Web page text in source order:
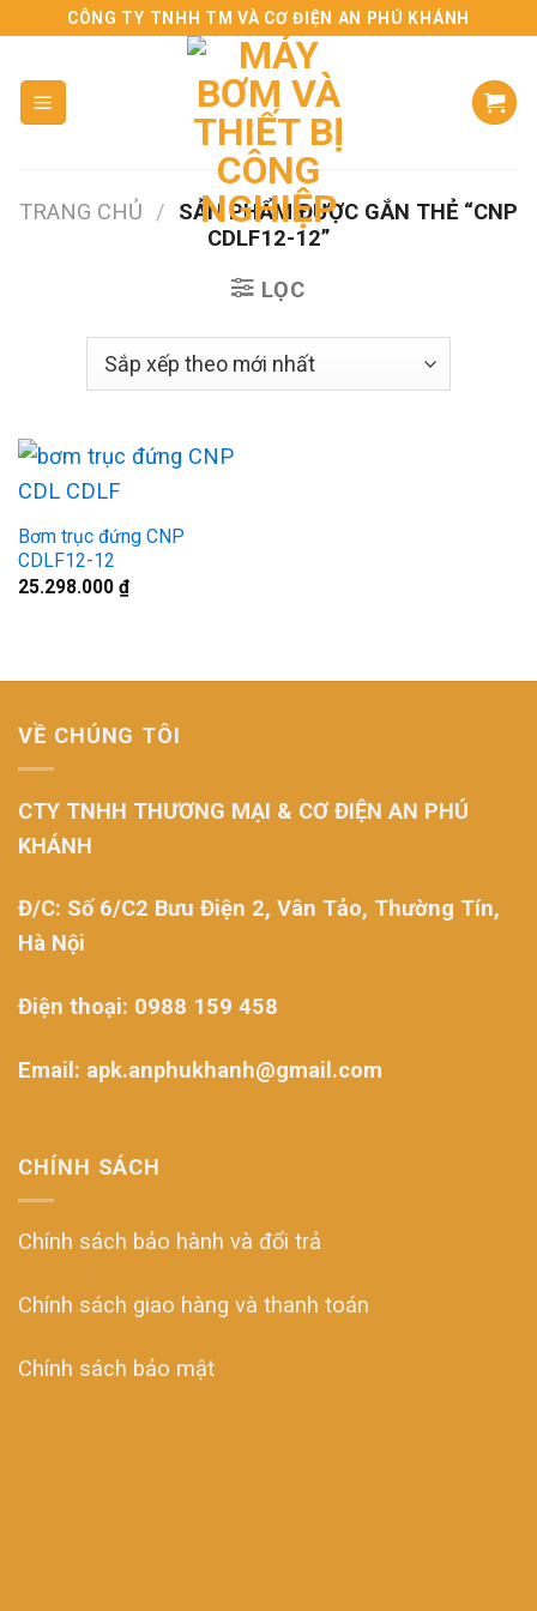
content
CÔNG TY TNHH TM VÀ CƠ ĐIỆN AN PHÚ KHÁNH
TRANG CHỦ /
SẢN PHẨM ĐƯỢC GẮN THẺ “CNP
CDLF12-12”
LỌC
Bơm trục đứng CNP
CDLF12-12
25.298.000 ₫
VỀ CHÚNG TÔI
CTY TNHH THƯƠNG MẠI & CƠ ĐIỆN AN PHÚ
KHÁNH
Đ/C: Số 6/C2 Bưu Điện 2, Vân Tảo, Thường Tín,
Hà Nội
Điện thoại: 0988 159 458
Email: apk.anphukhanh@gmail.com
CHÍNH SÁCH
Chính sách bảo hành và đổi trả
Chính sách giao hàng và thanh toán
Chính sách bảo mật